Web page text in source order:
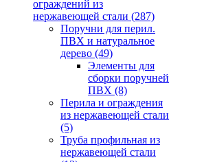
ограждений из
нержавеющей стали (287)
Поручни для перил.
ПВХ и натуральное
дерево (49)
Элементы для
сборки поручней
ПВХ (8)
Перила и ограждения
из нержавеющей стали
(5)
Труба профильная из
нержавеющей стали